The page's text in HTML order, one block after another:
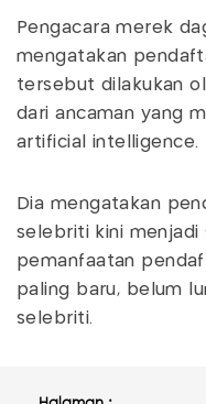
Pengacara merek
mengatakan
tersebut dilakukan
dari ancaman yang
artificial intelligence.
Dia mengatakan
selebriti kini menjadi
pemanfaatan
paling baru, belum
selebriti.